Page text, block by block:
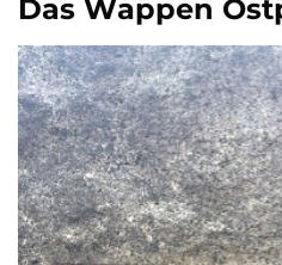
Das Wappen